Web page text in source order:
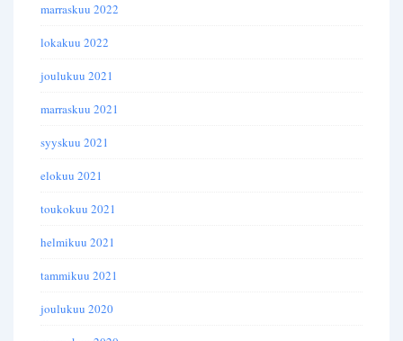
marraskuu 2022
lokakuu 2022
joulukuu 2021
marraskuu 2021
syyskuu 2021
elokuu 2021
toukokuu 2021
helmikuu 2021
tammikuu 2021
joulukuu 2020